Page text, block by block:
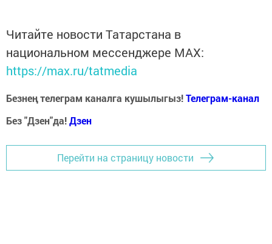
Читайте новости Татарстана в
национальном мессенджере MАХ:
https://max.ru/tatmedia
Безнең телеграм каналга кушылыгыз!Телеграм-канал
Без "Дзен"да!Дзен
Перейти на страницу новости